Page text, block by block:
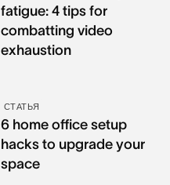
fatigue: 4 tips for
combatting video
exhaustion
СТАТЬЯ
6 home office setup
hacks to upgrade your
space